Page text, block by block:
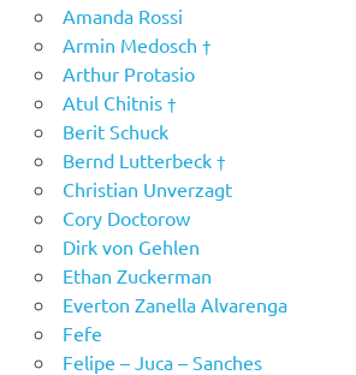
Amanda Rossi
Armin Medosch †
Arthur Protasio
Atul Chitnis †
Berit Schuck
Bernd Lutterbeck †
Christian Unverzagt
Cory Doctorow
Dirk von Gehlen
Ethan Zuckerman
Everton Zanella Alvarenga
Fefe
Felipe – Juca – Sanches